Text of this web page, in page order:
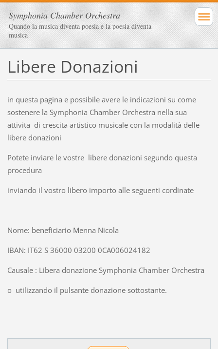
Symphonia Chamber Orchestra
Quando la musica diventa poesia e la poesia diventa
musica
Libere Donazioni
in questa pagina e possibile avere le indicazioni su come
sostenere la Symphonia Chamber Orchestra nella sua
attivita di crescita artistico musicale con la modalità delle
libere donazioni
Potete inviare le vostre libere donazioni segundo questa
procedura
inviando il vostro libero importo alle seguenti cordinate
Nome: beneficiario Menna Nicola
IBAN: IT62 S 36000 03200 0CA006024182
Causale : Libera donazione Symphonia Chamber Orchestra
o utilizzando il pulsante donazione sottostante.